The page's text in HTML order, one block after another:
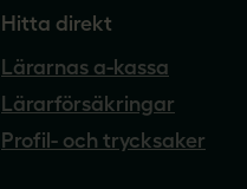
Hitta direkt
Lärarnas a-kassa
Lärarförsäkringar
Profil- och trycksaker